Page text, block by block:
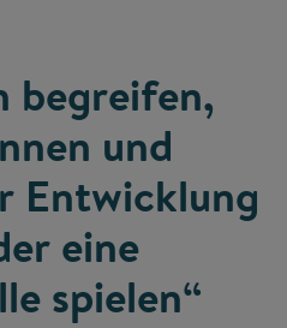
begreifen,
und
Entwicklung
eine
spielen“